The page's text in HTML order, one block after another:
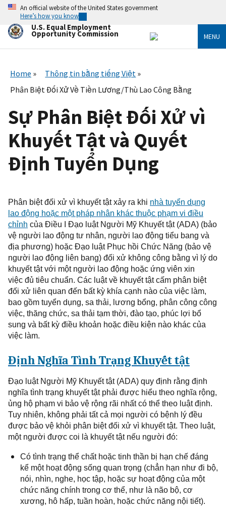
Skip
main
content
An official website of the United States government
Here’s how you know
U.S. Equal Employment
Opportunity Commission MENU
Home
Thông tin bằng tiếng Việt
Phân Biệt Đối Xử Về Tiền Lương/Thù Lao Công Bằng
Sự Phân Biệt Đối Xử vì
Khuyết Tật và Quyết
Định Tuyển Dụng
Phân biệt đối xử vì khuyết tậtxảy ra khi nhà tuyển dụng
lao động hoặc một pháp nhân khác thuộc phạm vi điều
chỉnh của Điều I Đạo luật Người Mỹ Khuyết tật (ADA) (bảo
vệ người lao động tư nhân, người lao động tiểu bang và
địa phương) hoặc Đạo luật Phục hồi Chức Năng (bảo vệ
người lao động liên bang) đối xử không công bằng vì lý do
khuyết tật với một người lao động hoặc ứng viên xin
việc đủ tiêu chuẩn. Các luật về khuyết tật cấm phân biệt
đối xử liên quan đến bất kỳ khía cạnh nào của việc làm,
bao gồm tuyển dụng, sa thải, lương bổng, phân công công
việc, thăng chức, sa thải tạm thời, đào tạo, phúc lợi bổ
sung và bất kỳ điều khoản hoặc điều kiện nào khác của
việc làm.
Định NghĩaTình TrạngKhuyết tật
Đạo luật Người Mỹ Khuyết tật (ADA) quy định rằng định
nghĩa tình trạng khuyết tật phải được hiểu theo nghĩa rộng,
ủng hộ phạm vi bảo vệ rộng rãi nhất có thể theo luậtđịnh.
Tuy nhiên, không phải tất cả mọi người có bệnh lý đều
được bảo vệ khỏi phân biệt đối xử vì khuyết tật. Theo luật,
một người được coi là khuyết tật nếu người đó:
Có tình trạng thể chất hoặc tinh thần bị hạn chế đáng
kể một hoạt động sống quan trọng (chẳn hạn như đi bộ,
nói, nhìn, nghe, học tập, hoặc sự hoạt động của một
chức năng chính trong cơ thể, như là não bộ, cơ
xương, hô hấp, tuần hoàn, hoặc chức năng nội tiết).